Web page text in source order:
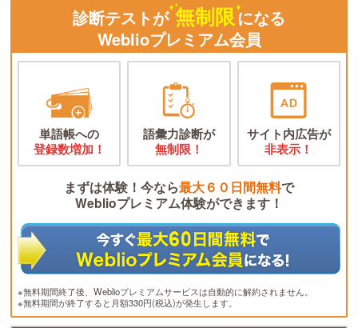
診断テストが 無制限になる
Weblioプレミアム会員
単語帳への
登録数増加！
語彙力診断が
無制限！
サイト内広告が
非表示！
まずは体験！今なら最大６０日間無料で
Weblioプレミアム体験ができます！
※無料期間終了後、Weblioプレミアムサービスは自動的に解約されません。
※無料期間が終了すると月額330円(税込)が発生します。